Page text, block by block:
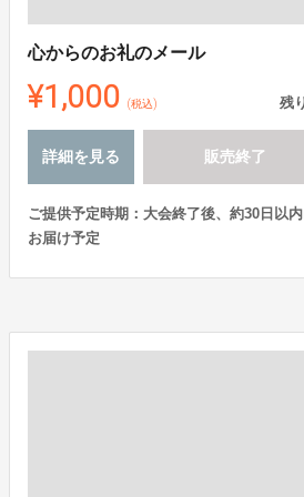
心からのお礼のメール
¥1,000 (税込) 残
詳細を見る 販売終了
ご提供予定時期：大会終了後、約30日以
お届け予定